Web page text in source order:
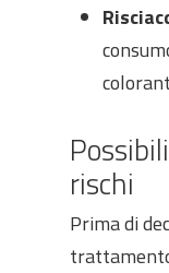
rischi
Prima di